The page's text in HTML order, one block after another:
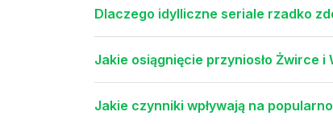
Dlaczego idylliczne seriale rzadko
Jakie osiągnięcie przyniosło Żwirce i
Jakie czynniki wpływają na